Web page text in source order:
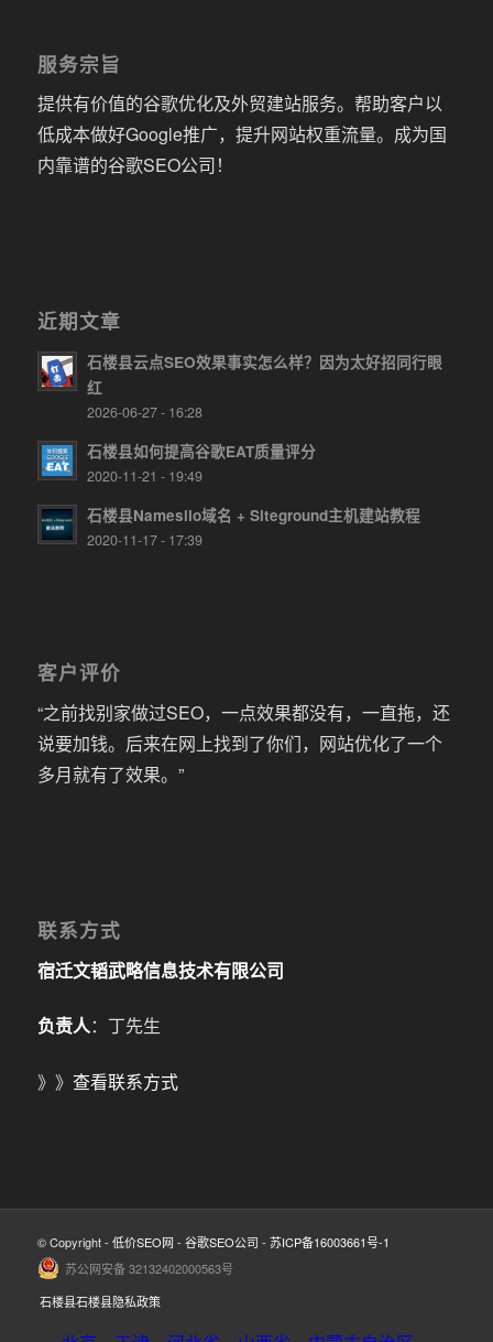
服务宗旨
提供有价值的谷歌优化及外贸建站服务。帮助客户以
低成本做好Google推广，提升网站权重流量。成为国
内靠谱的谷歌SEO公司！
近期文章
石楼县云点SEO效果事实怎么样？因为太好招同行眼
红
2026-06-27 - 16:28
石楼县如何提高谷歌EAT质量评分
2020-11-21 - 19:49
石楼县Namesilo域名 + Siteground主机建站教程
2020-11-17 - 17:39
客户评价
“之前找别家做过SEO，一点效果都没有，一直拖，还
说要加钱。后来在网上找到了你们，网站优化了一个
多月就有了效果。”
联系方式
宿迁文韬武略信息技术有限公司
负责人：丁先生
》》 查看联系方式
© Copyright - 低价SEO网 - 谷歌SEO公司 - 苏ICP备16003661号-1
苏公网安备 32132402000563号
石楼县石楼县隐私政策